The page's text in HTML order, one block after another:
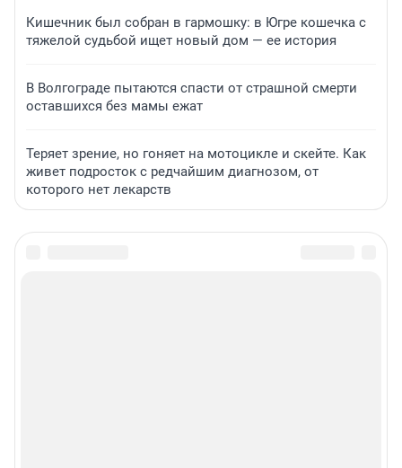
Кишечник был собран в гармошку: в Югре кошечка с
тяжелой судьбой ищет новый дом — ее история
В Волгограде пытаются спасти от страшной смерти
оставшихся без мамы ежат
Теряет зрение, но гоняет на мотоцикле и скейте. Как
живет подросток с редчайшим диагнозом, от
которого нет лекарств